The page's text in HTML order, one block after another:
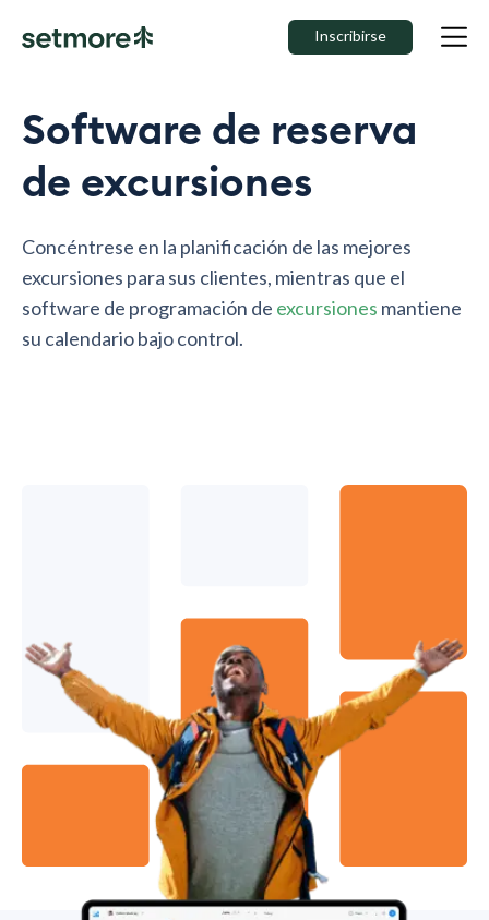
Inscribirse
Software de reserva
de excursiones
Concéntrese en la planificación de las mejores
excursiones para sus clientes, mientras que el
software de programación de excursiones mantiene
su calendario bajo control.